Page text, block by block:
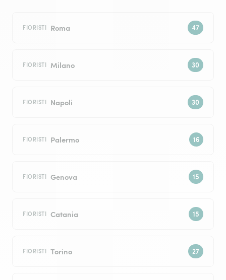
FIORISTI Roma
FIORISTI Milano
FIORISTI Napoli
FIORISTI Palermo
FIORISTI Genova
FIORISTI Catania
FIORISTI Torino